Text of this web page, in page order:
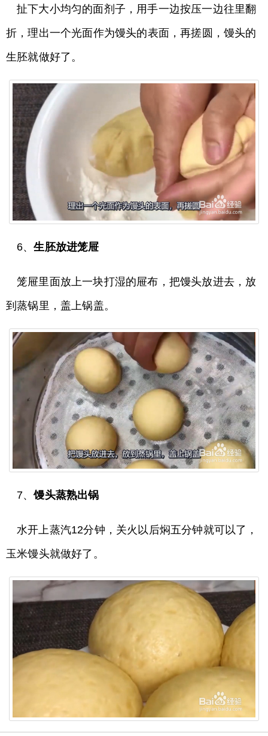
扯下大小均匀的面剂子，用手一边按压一边往里翻
折，理出一个光面作为馒头的表面，再搓圆，馒头的
生胚就做好了。
6、生胚放进笼屉
笼屉里面放上一块打湿的屉布，把馒头放进去，放
到蒸锅里，盖上锅盖。
7、馒头蒸熟出锅
水开上蒸汽12分钟，关火以后焖五分钟就可以了，
玉米馒头就做好了。